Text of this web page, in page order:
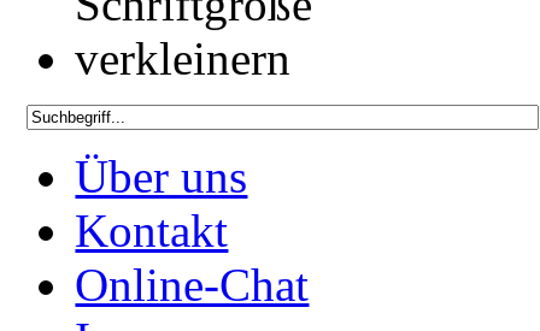
Über uns
Kontakt
Online-Chat